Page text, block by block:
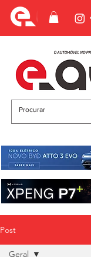
Post
Geral